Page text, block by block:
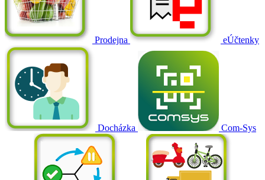
Prodejna eÚčtenky
Docházka Com-Sys